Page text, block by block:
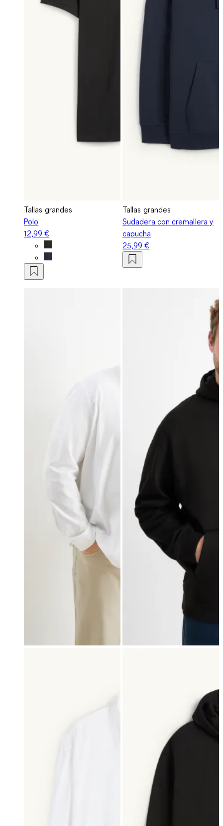
Tallas grandes
Polo
12,99 €
Tallas grandes
Sudadera con cremallera y
capucha
25,99 €